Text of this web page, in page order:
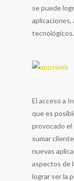
se puede
tecnológicos.
El acceso a
que es
provocado el
sumar
nuevas
aspectos de
lograr ser la